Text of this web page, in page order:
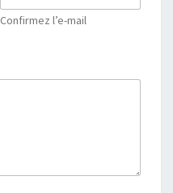
Confirmez l’e-mail